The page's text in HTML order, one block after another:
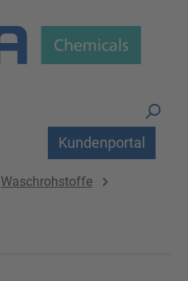
Kundenportal
Waschrohstoffe